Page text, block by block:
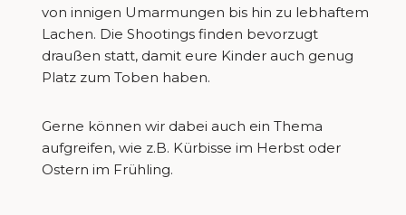
von innigen Umarmungen bis hin zu lebhaftem
Lachen. Die Shootings finden bevorzugt
draußen statt, damit eure Kinder auch genug
Platz zum Toben haben.
Gerne können wir dabei auch ein Thema
aufgreifen, wie z.B. Kürbisse im Herbst oder
Ostern im Frühling.